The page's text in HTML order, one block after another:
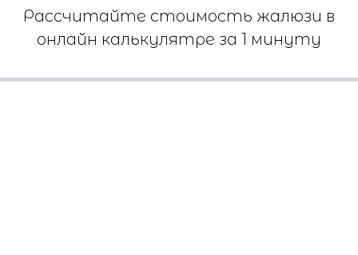
Рассчитайте стоимость жалюзи в
онлайн калькулятре за 1 минуту